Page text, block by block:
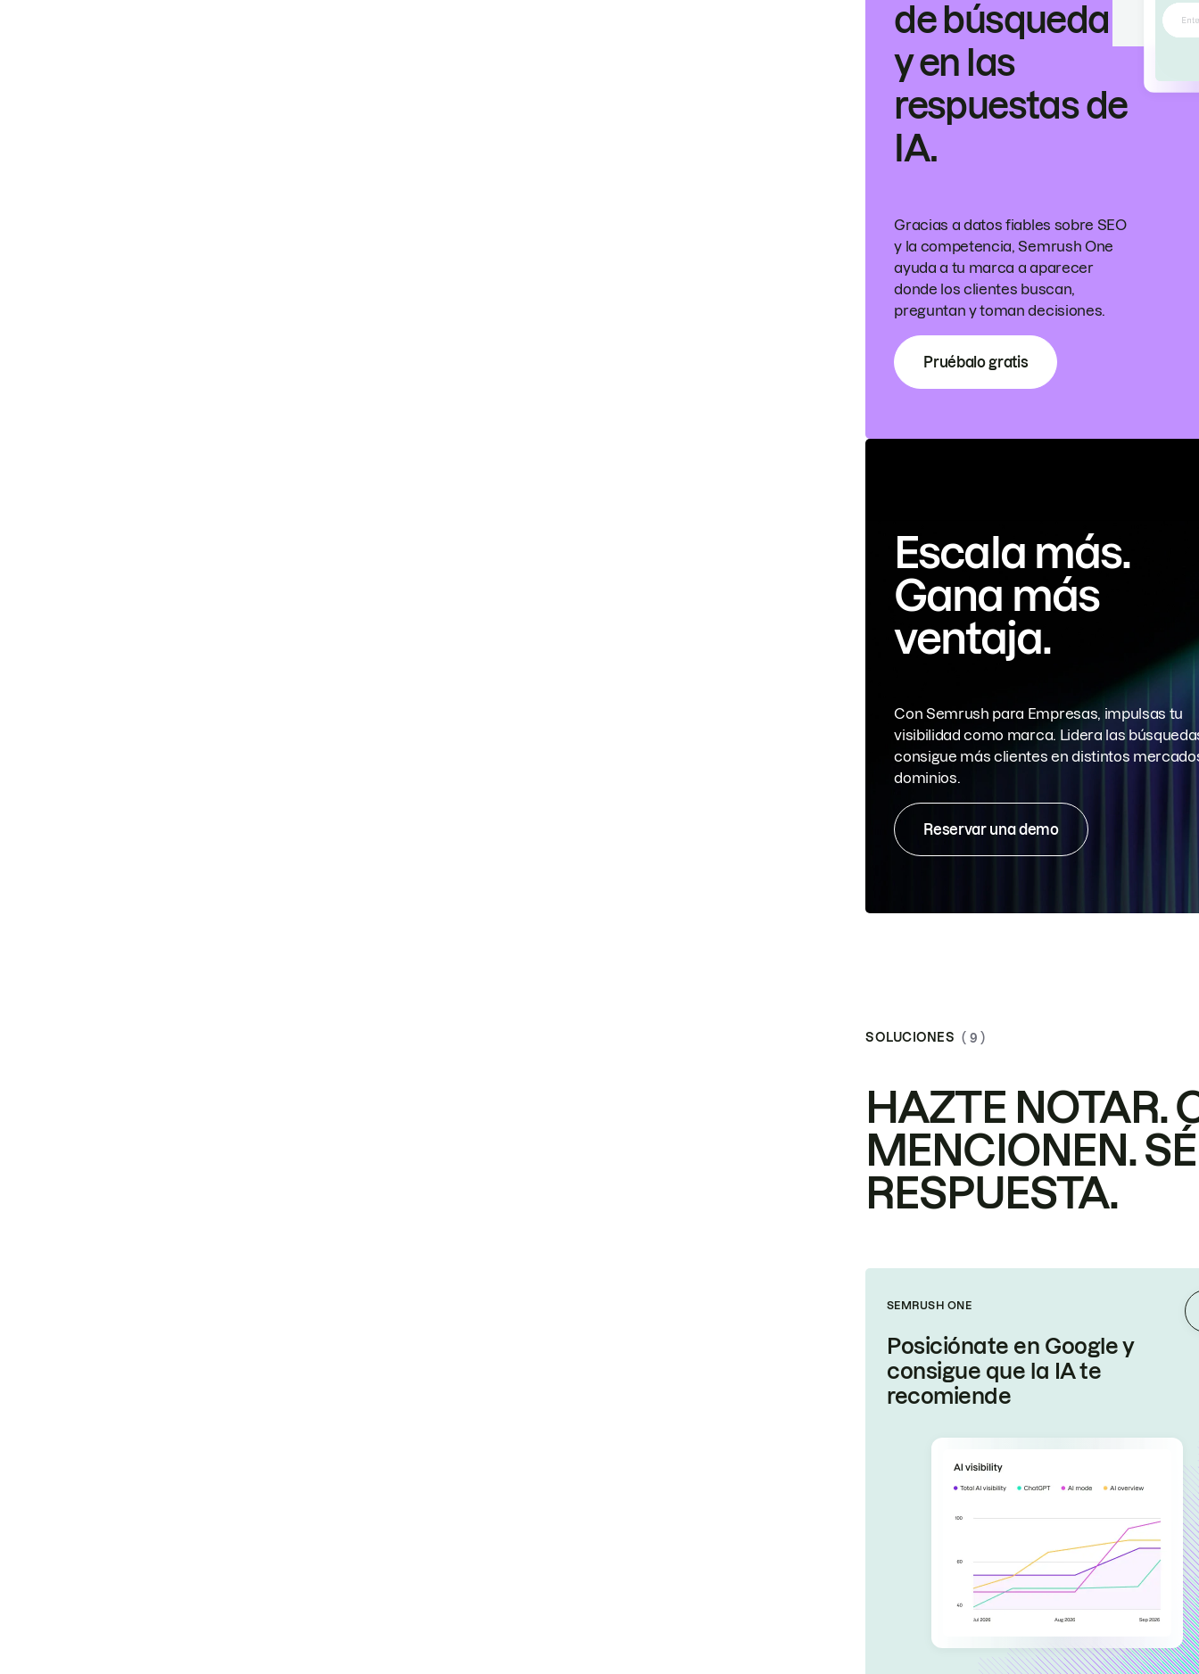
de búsqueda
y en las
respuestas de
IA.
Gracias a datos fiables sobre SEO
y la competencia, Semrush One
ayuda a tu marca a aparecer
donde los clientes buscan,
preguntan y toman decisiones.
Pruébalo gratis
Escala más.
Gana más
ventaja.
Con Semrush para Empresas, impulsas tu
visibilidad como marca. Lidera las
consigue más clientes en distintos
dominios.
Reservar una demo
SOLUCIONES ( 9 )
HAZTE NOTAR.
MENCIONEN.
RESPUESTA.
SEMRUSH ONE
Posiciónate en Google y
consigue que la IA te
recomiende